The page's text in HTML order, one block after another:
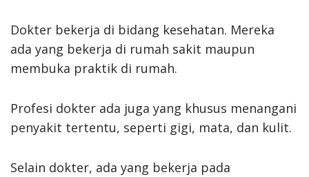
Dokter bekerja di bidang kesehatan. Mereka
ada yang bekerja di rumah sakit maupun
membuka praktik di rumah.
Profesi dokter ada juga yang khusus menangani
penyakit tertentu, seperti gigi, mata, dan kulit.
Selain dokter, ada yang bekerja pada